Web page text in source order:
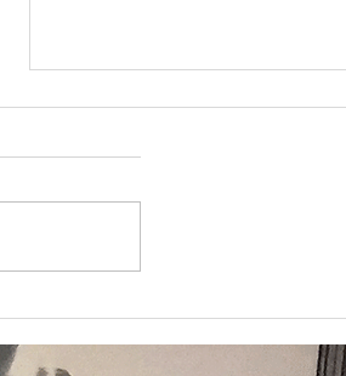
市締結記念大会 ２０２５年
３月３０日